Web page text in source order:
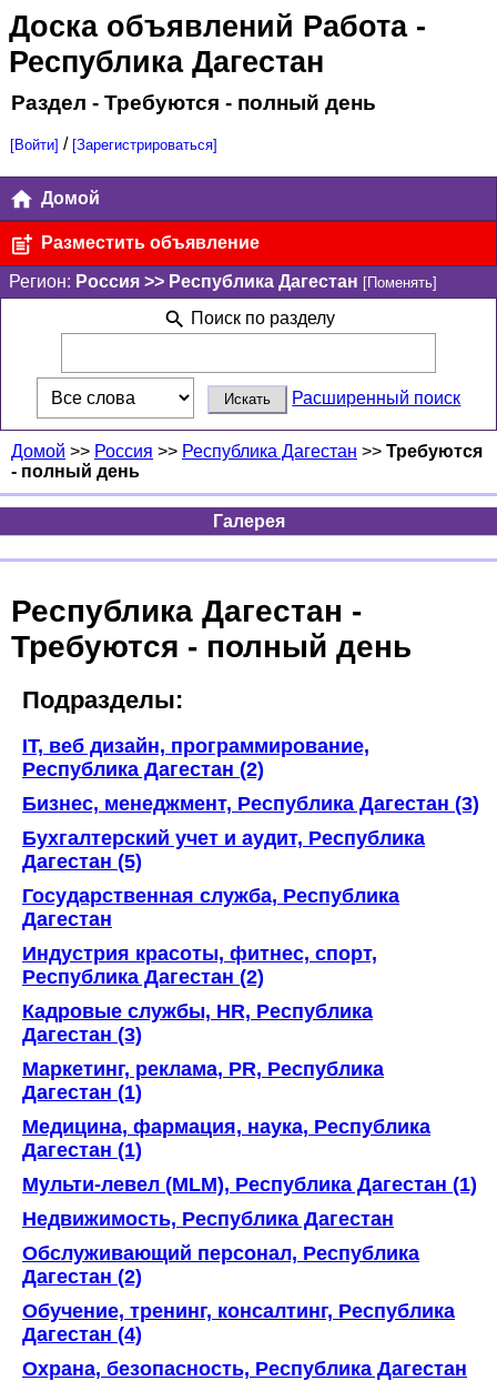
Доска объявлений Работа-
Республика Дагестан
Раздел - Требуются - полный день
[Войти] / [Зарегистрироваться]
Домой
Разместить объявление
Регион: Россия >> Республика Дагестан [Поменять]
Поиск по разделу
Расширенный поиск
Домой >> Россия >> Республика Дагестан >> Требуются
- полный день
Галерея
Республика Дагестан -
Требуются - полный день
Подразделы:
IT, веб дизайн, программирование,
Республика Дагестан (2)
Бизнес, менеджмент, Республика Дагестан (3)
Бухгалтерский учет и аудит, Республика
Дагестан (5)
Государственная служба, Республика
Дагестан
Индустрия красоты, фитнес, спорт,
Республика Дагестан (2)
Кадровые службы, HR, Республика
Дагестан (3)
Маркетинг, реклама, PR, Республика
Дагестан (1)
Медицина, фармация, наука, Республика
Дагестан (1)
Мульти-левел (MLM), Республика Дагестан (1)
Недвижимость, Республика Дагестан
Обслуживающий персонал, Республика
Дагестан (2)
Обучение, тренинг, консалтинг, Республика
Дагестан (4)
Охрана, безопасность, Республика Дагестан